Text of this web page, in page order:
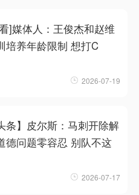
]媒体人：王俊杰和赵维
培养年龄限制 想打C
2026-07-19
条】皮尔斯：马刺开除解
德问题零容忍 别队不这
2026-07-17